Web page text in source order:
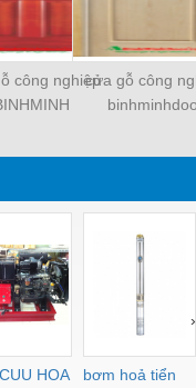
công nghiệpcửa gỗ công
HOA
bơm hoả tiển
›